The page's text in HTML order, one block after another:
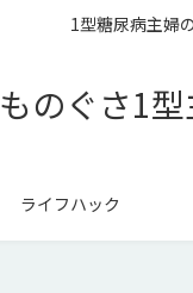
1型糖尿病主婦
ものぐさ1型
ライフハック